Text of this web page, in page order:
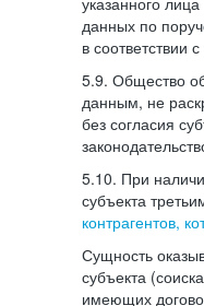
данных по
в соответствии
5.9. Общество
данным, не
без согласия
5.10. При
субъекта
контрагентов,
Сущность
субъекта
имеющих